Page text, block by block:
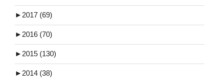
► 2017 (69)
► 2016 (70)
► 2015 (130)
► 2014 (38)